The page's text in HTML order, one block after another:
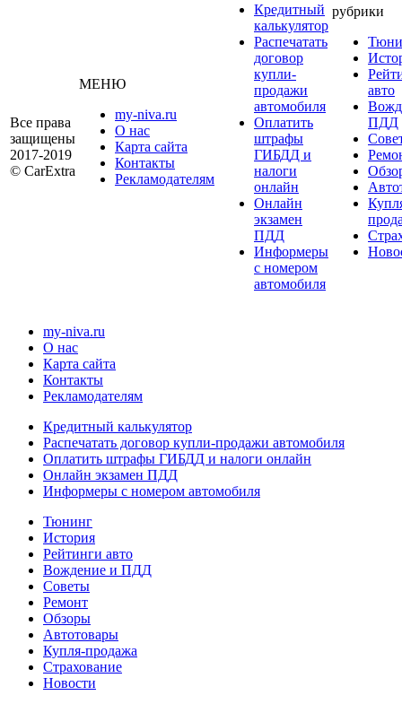
Все права
защищены
2017-2019
© CarExtra
МЕНЮ
my-niva.ru
О нас
Карта сайта
Контакты
Рекламодателям
Кредитный
калькулятор
Распечатать
договор
купли-
продажи
автомобиля
Оплатить
штрафы
ГИБДД и
налоги
онлайн
Онлайн
экзамен
ПДД
Информеры
с номером
автомобиля
рубрики
авто
ПДД
my-niva.ru
О нас
Карта сайта
Контакты
Рекламодателям
Кредитный калькулятор
Распечатать договор купли-продажи автомобиля
Оплатить штрафы ГИБДД и налоги онлайн
Онлайн экзамен ПДД
Информеры с номером автомобиля
Тюнинг
История
Рейтинги авто
Вождение и ПДД
Советы
Ремонт
Обзоры
Автотовары
Купля-продажа
Страхование
Новости